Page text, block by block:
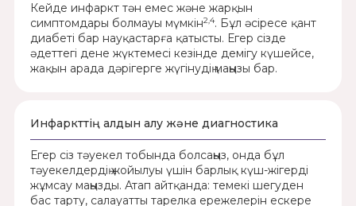
Кейде инфаркт тән емес және жарқын
симптомдары болмауы мүмкін2,4. Бұл әсіресе қант
диабеті бар науқастарға қатысты. Егер сізде
әдеттегі дене жүктемесі кезінде демігу күшейсе,
жақын арада дәрігерге жүгінудің маңызы бар.
Инфаркттің алдын алу және диагностика
Егер сіз тәуекел тобында болсаңыз, онда бұл
тәуекелдердің жойылуы үшін барлық күш-жігерді
жұмсау маңызды. Атап айтқанда: темекі шегуден
бас тарту, салауатты тарелка ережелерін ескере